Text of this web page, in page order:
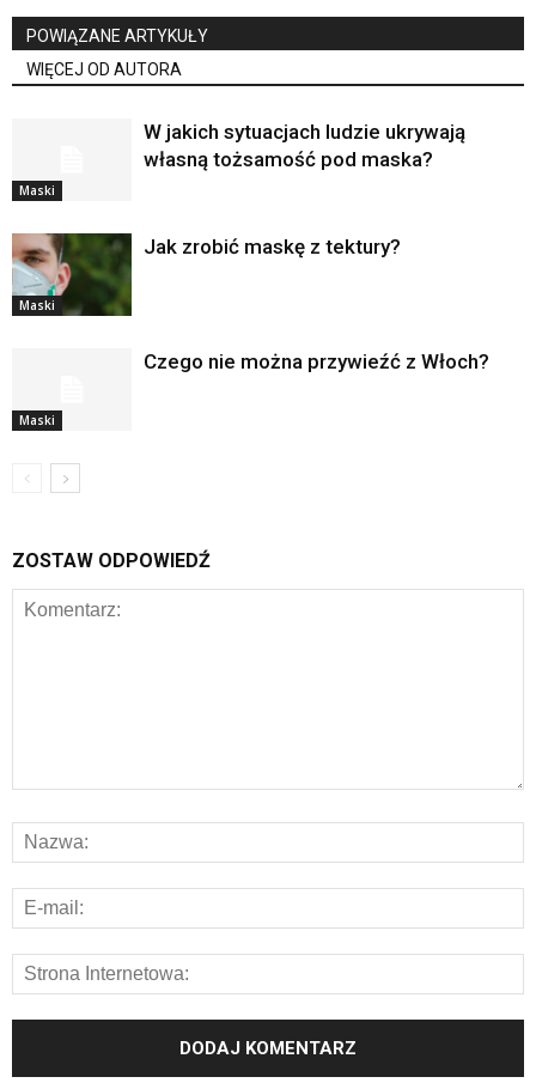
POWIĄZANE ARTYKUŁY
WIĘCEJ OD AUTORA
Maski
W jakich sytuacjach ludzie ukrywają
własną tożsamość pod maska?
Maski
Jak zrobić maskę z tektury?
Maski
Czego nie można przywieźć z Włoch?
ZOSTAW ODPOWIEDŹ